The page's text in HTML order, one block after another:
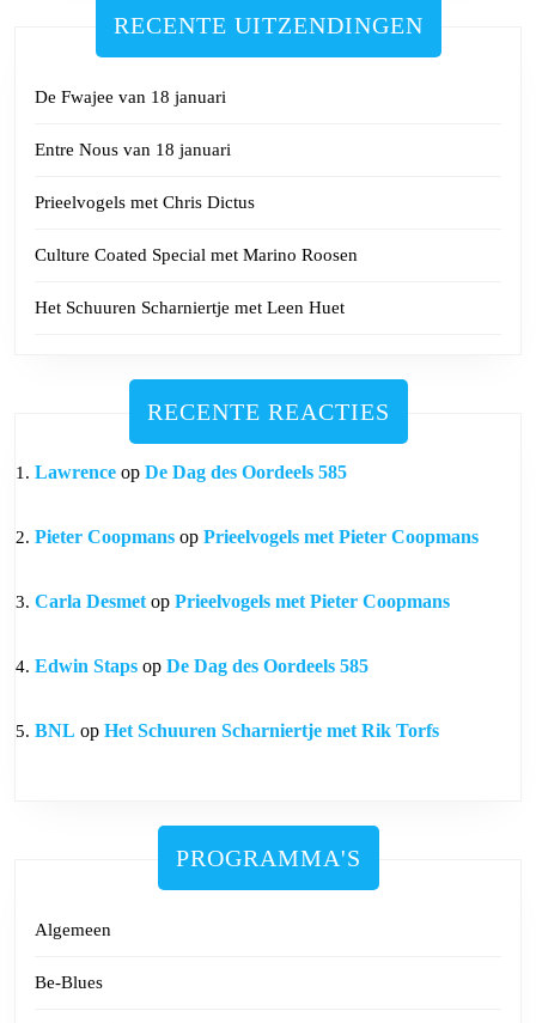
RECENTE UITZENDINGEN
De Fwajee van 18 januari
Entre Nous van 18 januari
Prieelvogels met Chris Dictus
Culture Coated Special met Marino Roosen
Het Schuuren Scharniertje met Leen Huet
RECENTE REACTIES
Lawrence op De Dag des Oordeels 585
Pieter Coopmans op Prieelvogels met Pieter Coopmans
Carla Desmet op Prieelvogels met Pieter Coopmans
Edwin Staps op De Dag des Oordeels 585
BNL op Het Schuuren Scharniertje met Rik Torfs
PROGRAMMA'S
Algemeen
Be-Blues